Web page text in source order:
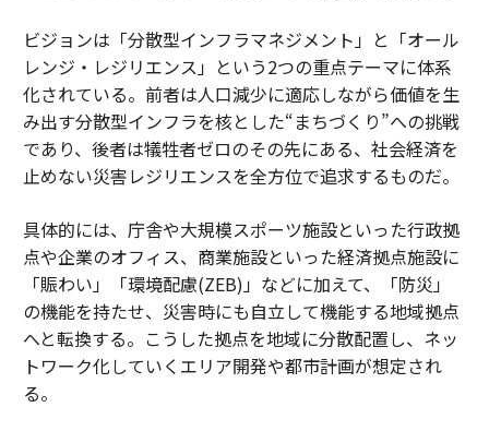
ビジョンは「分散型インフラマネジメント」と「オール
レンジ・レジリエンス」という2つの重点テーマに体系
化されている。前者は人口減少に適応しながら価値を生
み出す分散型インフラを核とした“まちづくり”への挑戦
であり、後者は犠牲者ゼロのその先にある、社会経済を
止めない災害レジリエンスを全方位で追求するものだ。
具体的には、庁舎や大規模スポーツ施設といった行政拠
点や企業のオフィス、商業施設といった経済拠点施設に
「賑わい」「環境配慮(ZEB)」などに加えて、「防災」
の機能を持たせ、災害時にも自立して機能する地域拠点
へと転換する。こうした拠点を地域に分散配置し、ネッ
トワーク化していくエリア開発や都市計画が想定され
る。